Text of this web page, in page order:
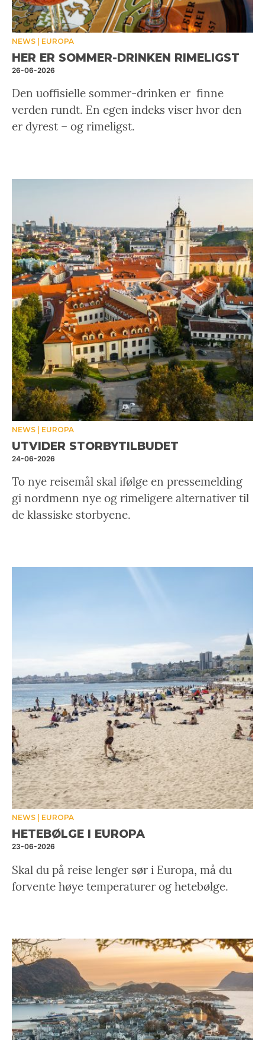
NEWS EUROPA
HER ER SOMMER-DRINKEN RIMELIGST
26-06-2026
Den uoffisielle sommer-drinken er finne
verden rundt. En egen indeks viser hvor den
er dyrest – og rimeligst.
NEWS EUROPA
UTVIDER STORBYTILBUDET
24-06-2026
To nye reisemål skal ifølge en pressemelding
gi nordmenn nye og rimeligere alternativer til
de klassiske storbyene.
NEWS EUROPA
HETEBØLGE I EUROPA
23-06-2026
Skal du på reise lenger sør i Europa, må du
forvente høye temperaturer og hetebølge.